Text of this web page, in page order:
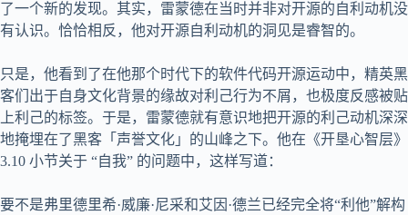
了一个新的发现。其实，雷蒙德在当时并非对开源的自利动机没
有认识。恰恰相反，他对开源自利动机的洞见是睿智的。
只是，他看到了在他那个时代下的软件代码开源运动中，精英黑
客们出于自身文化背景的缘故对利己行为不屑，也极度反感被贴
上利己的标签。于是，雷蒙德就有意识地把开源的利己动机深深
地掩埋在了黑客「声誉文化」的山峰之下。他在《开垦心智层》
3.10 小节关于 “自我” 的问题中，这样写道：
要不是弗里德里希·威廉·尼采和艾因·德兰已经完全将“利他”解构